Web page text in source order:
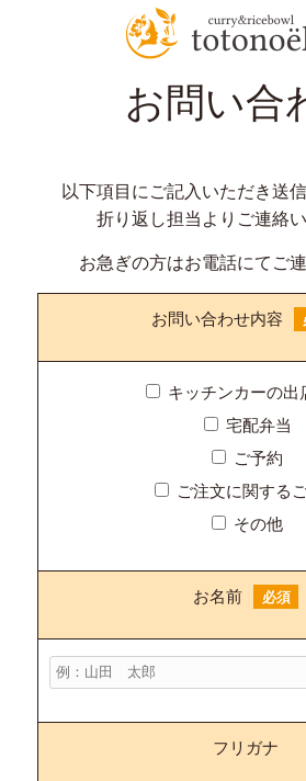
> お問い合わせ
お問い合
以下項目にご記入いただき送
折り返し担当よりご連絡い
お急ぎの方はお電話にてご連
お問い合わせ内容
キッチンカーの出
宅配弁当
ご予約
ご注文に関する
その他
お名前 必須
フリガナ